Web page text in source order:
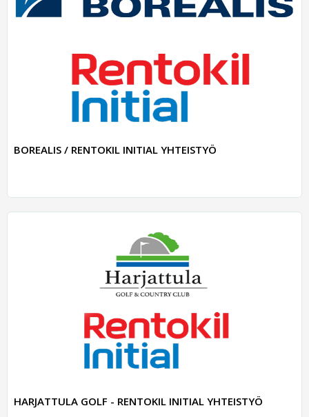
BOREALIS / RENTOKIL INITIAL YHTEISTYÖ
HARJATTULA GOLF - RENTOKIL INITIAL YHTEISTYÖ